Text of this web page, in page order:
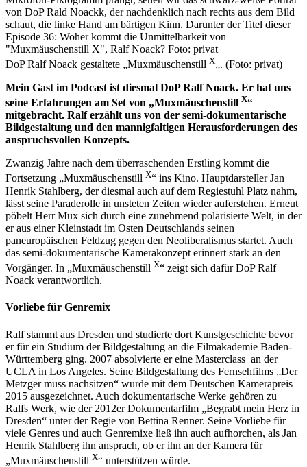
DoP Ralf Noack gestaltete „Muxmäuschenstill X„. (Foto: privat)
Mein Gast im Podcast ist diesmal DoP Ralf Noack. Er hat uns
seine Erfahrungen am Set von „Muxmäuschenstill X“
mitgebracht. Ralf erzählt uns von der semi-dokumentarische
Bildgestaltung und den mannigfaltigen Herausforderungen des
anspruchsvollen Konzepts.
Zwanzig Jahre nach dem überraschenden Erstling kommt die
Fortsetzung „Muxmäuschenstill X“ ins Kino. Hauptdarsteller Jan
Henrik Stahlberg, der diesmal auch auf dem Regiestuhl Platz nahm,
lässt seine Paraderolle in unsteten Zeiten wieder auferstehen. Erneut
pöbelt Herr Mux sich durch eine zunehmend polarisierte Welt, in der
er aus einer Kleinstadt im Osten Deutschlands seinen
paneuropäischen Feldzug gegen den Neoliberalismus startet. Auch
das semi-dokumentarische Kamerakonzept erinnert stark an den
Vorgänger. In „Muxmäuschenstill X“ zeigt sich dafür DoP Ralf
Noack verantwortlich.
Vorliebe für Genremix
Ralf stammt aus Dresden und studierte dort Kunstgeschichte bevor
er für ein Studium der Bildgestaltung an die Filmakademie Baden-
Württemberg ging. 2007 absolvierte er eine Masterclass an der
UCLA in Los Angeles. Seine Bildgestaltung des Fernsehfilms „Der
Metzger muss nachsitzen“ wurde mit dem Deutschen Kamerapreis
2015 ausgezeichnet. Auch dokumentarische Werke gehören zu
Ralfs Werk, wie der 2012er Dokumentarfilm „Begrabt mein Herz in
Dresden“ unter der Regie von Bettina Renner. Seine Vorliebe für
viele Genres und auch Genremixe ließ ihn auch aufhorchen, als Jan
Henrik Stahlberg ihn ansprach, ob er ihn an der Kamera für
„Muxmäuschenstill X“ unterstützen würde.